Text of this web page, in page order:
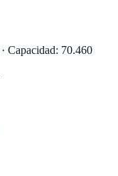
· Capacidad: 70.460